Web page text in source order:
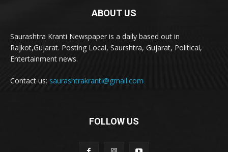
ABOUT US
Saurashtra Kranti Newspaper is a daily based out in
Rajkot,Gujarat. Posting Local, Saurshtra, Gujarat, Political,
Entertainment news.
Contact us: saurashtrakranti@gmail.com
FOLLOW US